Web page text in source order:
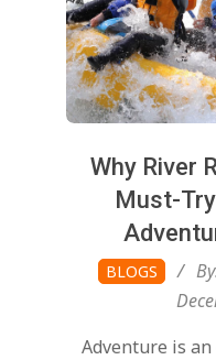
Why River
Must-
2025-BLOGS
Adventure is